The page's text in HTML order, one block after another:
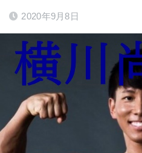
2020年9月8日